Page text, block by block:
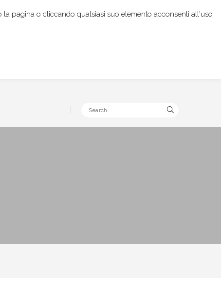
pagina o cliccando qualsiasi suo elemento acconsenti all'uso